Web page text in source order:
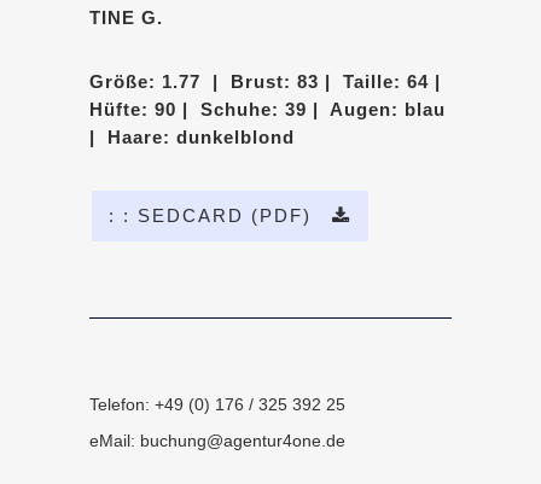
TINE G.
Größe: 1.77 | Brust: 83 | Taille: 64 |
Hüfte: 90 | Schuhe: 39 | Augen: blau
| Haare: dunkelblond
: : SEDCARD (PDF)
Telefon: +49 (0) 176 / 325 392 25
eMail: buchung@agentur4one.de